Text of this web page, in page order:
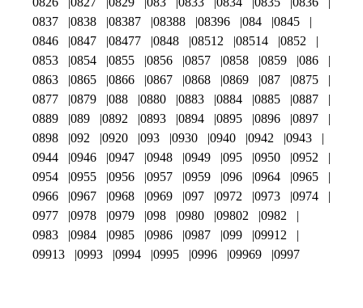
0837
0838 08387 08388 08396 084
0845
0846
0847 08477 0848 08512 08514
0852
0853
0854 0855 0856 0857 0858 0859
086
0863
0865 0866 0867 0868 0869 087
0875
0877
0879 088 0880 0883 0884 0885
0887
0889
089 0892 0893 0894 0895 0896
0897
0898
092 0920 093 0930 0940 0942
0943
0944
0946 0947 0948 0949 095 0950
0952
0954
0955 0956 0957 0959 096 0964
0965
0966
0967 0968 0969 097 0972 0973
0974
0977
0978 0979 098 0980 09802
0982
0983
0984 0985 0986 0987 099
09912
09913
0993 0994 0995 0996 09969 0997